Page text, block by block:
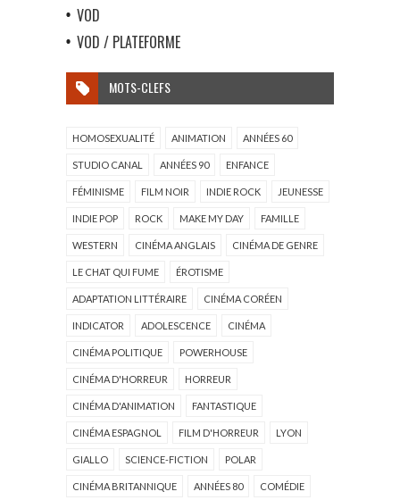
VOD
VOD / PLATEFORME
MOTS-CLEFS
HOMOSEXUALITÉ ANIMATION ANNÉES 60
STUDIO CANAL ANNÉES 90 ENFANCE
FÉMINISME FILM NOIR INDIE ROCK JEUNESSE
INDIE POP ROCK MAKE MY DAY FAMILLE
WESTERN CINÉMA ANGLAIS CINÉMA DE GENRE
LE CHAT QUI FUME ÉROTISME
ADAPTATION LITTÉRAIRE CINÉMA CORÉEN
INDICATOR ADOLESCENCE CINÉMA
CINÉMA POLITIQUE POWERHOUSE
CINÉMA D'HORREUR HORREUR
CINÉMA D'ANIMATION FANTASTIQUE
CINÉMA ESPAGNOL FILM D'HORREUR LYON
GIALLO SCIENCE-FICTION POLAR
CINÉMA BRITANNIQUE ANNÉES 80 COMÉDIE